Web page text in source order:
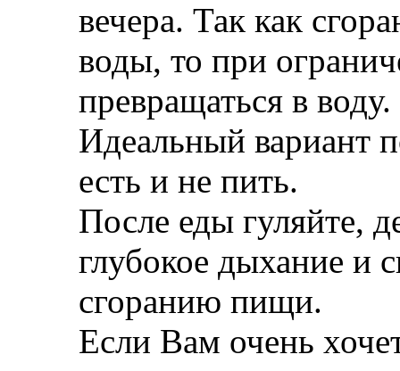
вечера. Так как
воды, то при
превращаться в воду.
Идеальный вариант
есть и не пить.
После еды гуляйте,
глубокое дыхание и
сгоранию пищи.
Если Вам очень